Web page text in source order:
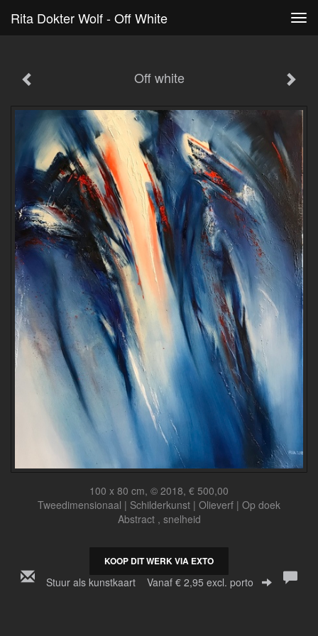
Rita Dokter Wolf - Off White
Off white
100 x 80 cm, © 2018, € 500,00
Tweedimensionaal | Schilderkunst | Olieverf | Op doek
Abstract , snelheid
KOOP DIT WERK VIA EXTO
Stuur als kunstkaart Vanaf € 2,95 excl. porto